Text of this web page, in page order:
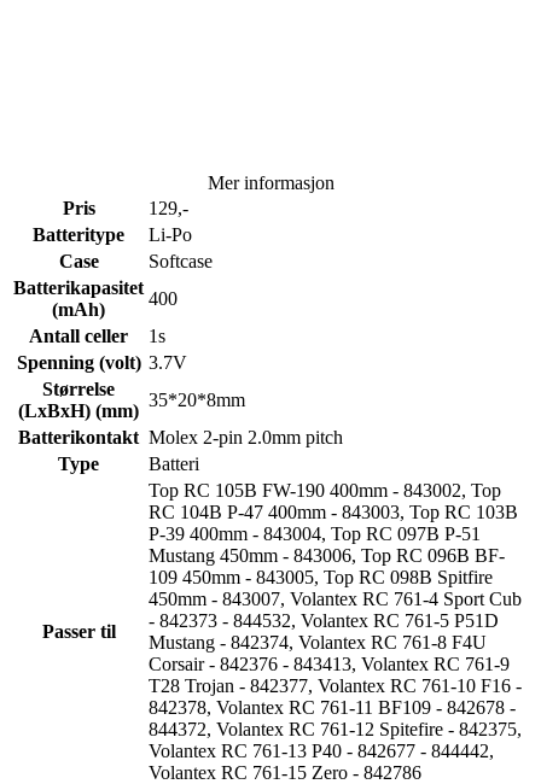
Mer informasjon
Pris
129,-
Batteritype
Li-Po
Case
Softcase
Batterikapasitet
(mAh)
400
Antall celler
1s
Spenning (volt) 3.7V
Størrelse
(LxBxH) (mm)
35*20*8mm
Batterikontakt Molex 2-pin 2.0mm pitch
Type
Batteri
Passer til
Top RC 105B FW-190 400mm - 843002, Top
RC 104B P-47 400mm - 843003, Top RC 103B
P-39 400mm - 843004, Top RC 097B P-51
Mustang 450mm - 843006, Top RC 096B BF-
109 450mm - 843005, Top RC 098B Spitfire
450mm - 843007, Volantex RC 761-4 Sport Cub
- 842373 - 844532, Volantex RC 761-5 P51D
Mustang - 842374, Volantex RC 761-8 F4U
Corsair - 842376 - 843413, Volantex RC 761-9
T28 Trojan - 842377, Volantex RC 761-10 F16 -
842378, Volantex RC 761-11 BF109 - 842678 -
844372, Volantex RC 761-12 Spitefire - 842375,
Volantex RC 761-13 P40 - 842677 - 844442,
Volantex RC 761-15 Zero - 842786